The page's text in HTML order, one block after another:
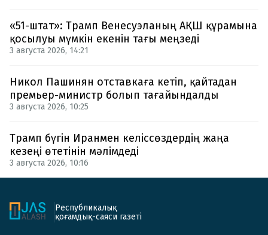
«51-штат»: Трамп Венесуэланың АҚШ құрамына
қосылуы мүмкін екенін тағы меңзеді
3 августа 2026, 14:21
Никол Пашинян отставкаға кетіп, қайтадан
премьер-министр болып тағайындалды
3 августа 2026, 10:25
Трамп бүгін Иранмен келіссөздердің жаңа
кезеңі өтетінін мәлімдеді
3 августа 2026, 10:16
Республикалық
қоғамдық-саяси газеті